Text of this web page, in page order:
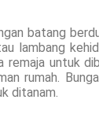
batang
lambang
remaja untuk
rumah.
ditanam.